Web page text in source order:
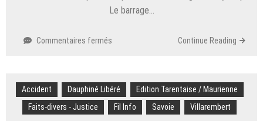
Le barrage…
Commentaires fermés
agriculteurs
quittent
l’A41
Continue Reading
Accident Dauphiné Libéré
Edition Tarentaise / Maurienne
Faits-divers - Justice
Fil Info Savoie Villarembert